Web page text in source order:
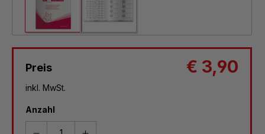
Preis € 3,90
inkl. MwSt.
Anzahl